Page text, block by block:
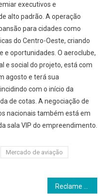
executivos e
alto padrão. A operação
para cidades como
do Centro-Oeste, criando
e oportunidades. O aeroclube,
e social do projeto, está com
agosto e terá sua
com o início da
de cotas. A negociação de
nacionais também está em
sala VIP do empreendimento.
Mercado de aviação